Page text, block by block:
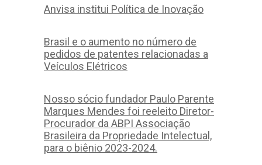
Anvisa institui Política de Inovação
Brasil e o aumento no número de
pedidos de patentes relacionadas a
Veículos Elétricos
Nosso sócio fundador Paulo Parente
Marques Mendes foi reeleito Diretor-
Procurador da ABPI Associação
Brasileira da Propriedade Intelectual,
para o biênio 2023-2024.